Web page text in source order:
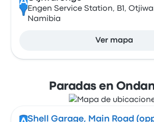
Engen Service Station, B1,
Namibia
Ver mapa
Paradas en
Shell Garage, Main Road